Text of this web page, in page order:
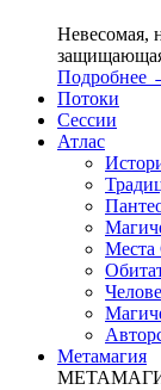
Невесомая,
защищающая
Подробнее
Потоки
Сессии
Атлас
Метамагия